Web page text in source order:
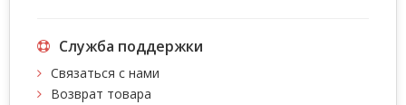
Служба поддержки
Связаться с нами
Возврат товара